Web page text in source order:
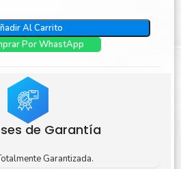
Al Carrito
Por WhastApp
de Garantía
Garantizada.